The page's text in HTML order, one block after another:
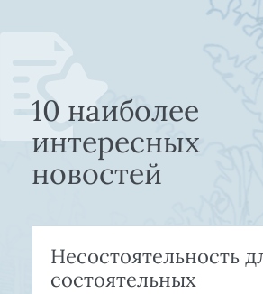
10 наиболее
интересных
новостей
Несостоятельность
состоятельных